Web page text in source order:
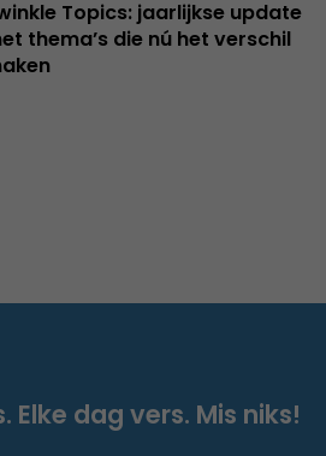
Topics: jaarlijkse update
thema’s die nú het verschil
dag vers. Mis niks!